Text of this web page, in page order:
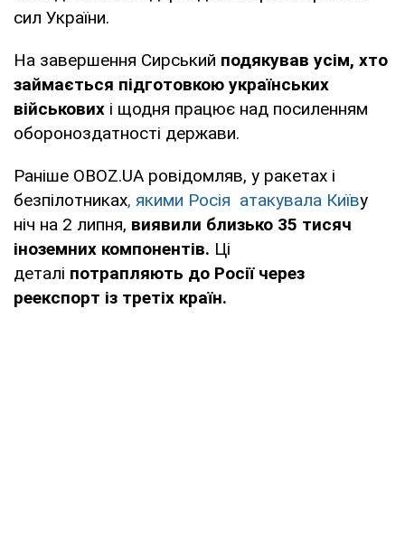
сил України.
На завершення Сирський подякував усім, хто
займається підготовкою українських
військових і щодня працює над посиленням
обороноздатності держави.
Раніше OBOZ.UA ровідомляв, у ракетах і
безпілотниках, якими Росія атакувала Київу
ніч на 2 липня, виявили близько 35 тисяч
іноземних компонентів. Ці
деталі потрапляють до Росії через
реекспорт із третіх країн.